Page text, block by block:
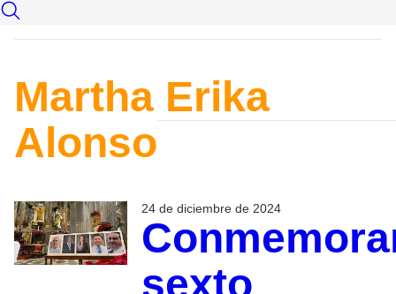
Martha Erika
Alonso
24 de diciembre de 2024
sexto